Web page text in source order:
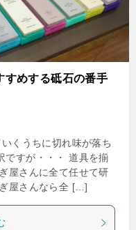
すめする砥石の番手
くうちに切れ味が落ち
ですが・・・ 道具を揃
屋さんに全て任せて研
屋さんなら全 […]